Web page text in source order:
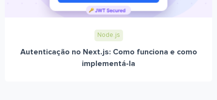
Node.js
Autenticação no Next.js: Como funciona e como
implementá-la